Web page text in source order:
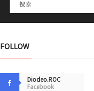
FOLLOW
Diodeo.ROC
Facebook